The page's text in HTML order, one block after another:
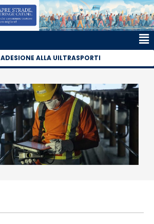
ADESIONE ALLA UILTRASPORTI